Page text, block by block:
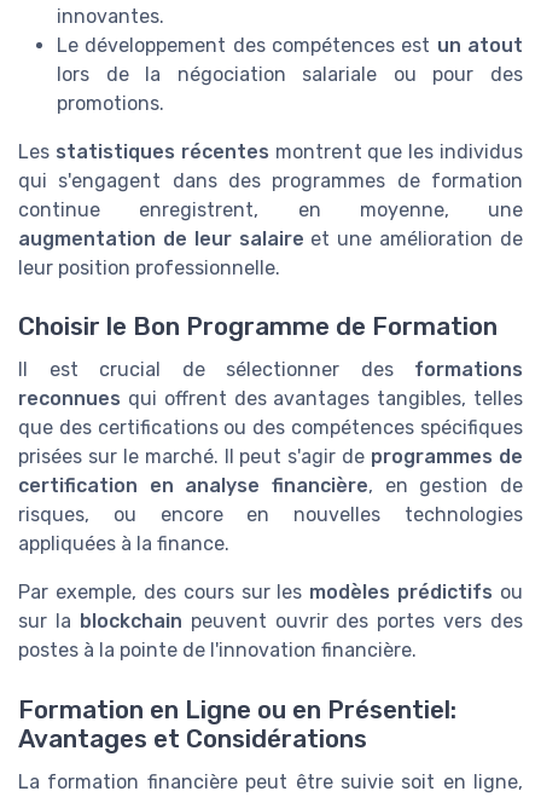
innovantes.
Le développement des compétences est un atout
lors de la négociation salariale ou pour des
promotions.
Les statistiques récentes montrent que les individus
qui s'engagent dans des programmes de formation
continue enregistrent, en moyenne, une
augmentation de leur salaire et une amélioration de
leur position professionnelle.
Choisir le Bon Programme de Formation
Il est crucial de sélectionner des formations
reconnues qui offrent des avantages tangibles, telles
que des certifications ou des compétences spécifiques
prisées sur le marché. Il peut s'agir de programmes de
certification en analyse financière, en gestion de
risques, ou encore en nouvelles technologies
appliquées à la finance.
Par exemple, des cours sur les modèles prédictifs ou
sur la blockchain peuvent ouvrir des portes vers des
postes à la pointe de l'innovation financière.
Formation en Ligne ou en Présentiel:
Avantages et Considérations
La formation financière peut être suivie soit en ligne,